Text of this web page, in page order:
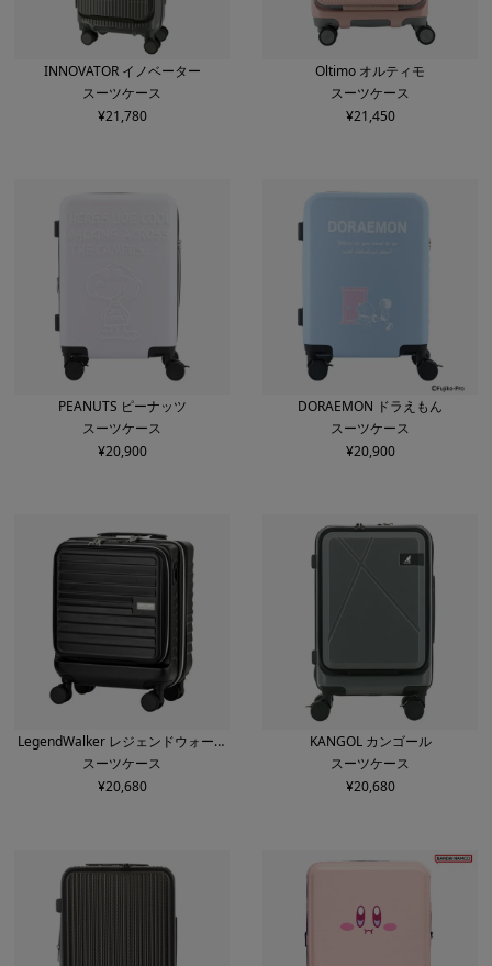
INNOVATOR イノベーター
スーツケース
¥21,780
Oltimo オルティモ
スーツケース
¥21,450
PEANUTS ピーナッツ
スーツケース
¥20,900
DORAEMON ドラえもん
スーツケース
¥20,900
LegendWalker レジェンドウォーカ
ー
スーツケース
¥20,680
KANGOL カンゴール
スーツケース
¥20,680